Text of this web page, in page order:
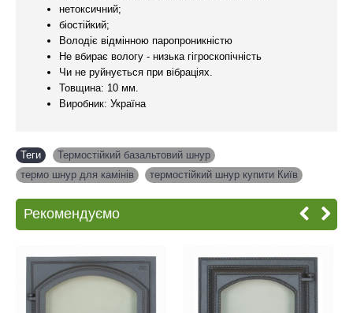
нетоксичний;
біостійкий;
Володіє відмінною паропроникністю
Не вбирає вологу - низька гігроскопічність
Чи не руйнується при вібраціях.
Товщина: 10 мм.
Виробник: Україна
Теги Термостійкий базальтовий шнур
термо шнур для камінів
термостійкий шнур купити Київ
Рекомендуємо